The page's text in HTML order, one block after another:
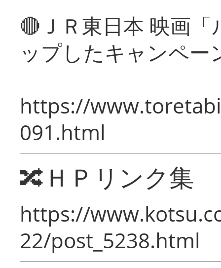
🔴ＪＲ東日本 映画
ップしたキャンペー
https://
091.html
🔀ＨＰリンク集
https://
22/post_5238.html